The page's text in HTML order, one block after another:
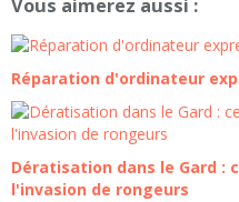
Vous aimerez aussi :
Réparation d'ordinateur
Dératisation dans le Gard :
l'invasion de rongeurs